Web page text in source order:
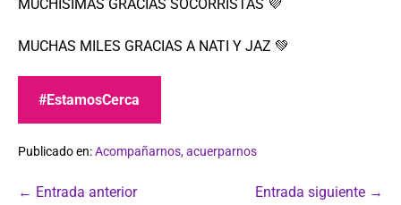
MUCHISIMAS GRACIAS SOCORRISTAS 💜
MUCHAS MILES GRACIAS A NATI Y JAZ 💚
#EstamosCerca
Publicado en:Acompañarnos, acuerparnos
← Entrada anterior Entrada siguiente →